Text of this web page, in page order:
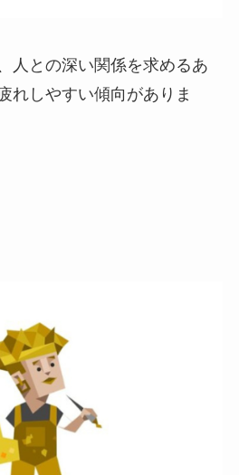
人との深い関係を求めるあ
れしやすい傾向がありま